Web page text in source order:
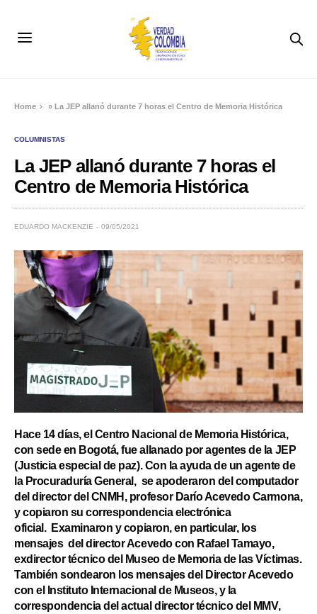
Home »La JEP allanó durante 7 horas el Centro de Memoria Histórica
COLUMNISTAS
La JEP allanó durante 7 horas el
Centro de Memoria Histórica
EDUARDO MACKENZIE 09/05/2021
Hace 14 días, el Centro Nacional de Memoria Histórica,
con sede en Bogotá, fue allanado por agentes de la JEP
(Justicia especial de paz). Con la ayuda de un agente de
la Procuraduría General, se apoderaron del computador
del director del CNMH, profesor Darío Acevedo Carmona,
y copiaron su correspondencia electrónica
oficial. Examinaron y copiaron, en particular, los
mensajes del director Acevedo con Rafael Tamayo,
exdirector técnico del Museo de Memoria de las Víctimas.
También sondearon los mensajes del Director Acevedo
con el Instituto Internacional de Museos, y la
correspondencia del actual director técnico del MMV,